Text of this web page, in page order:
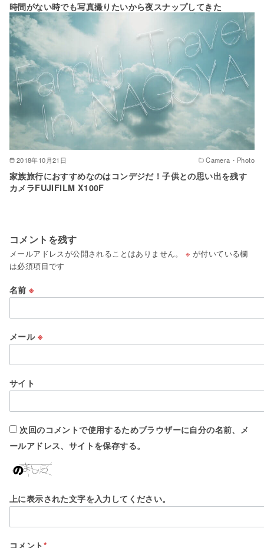
時間がない時でも写真撮りたいから夜スナップしてきた
2018年10月21日 Camera・Photo
家族旅行におすすめなのはコンデジだ！子供との思い出を残す
カメラFUJIFILM X100F
コメントを残す
メールアドレスが公開されることはありません。 ※ が付いている欄
は必須項目です
名前※
メール ※
サイト
次回のコメントで使用するためブラウザーに自分の名前、メ
ールアドレス、サイトを保存する。
上に表示された文字を入力してください。
コメント*